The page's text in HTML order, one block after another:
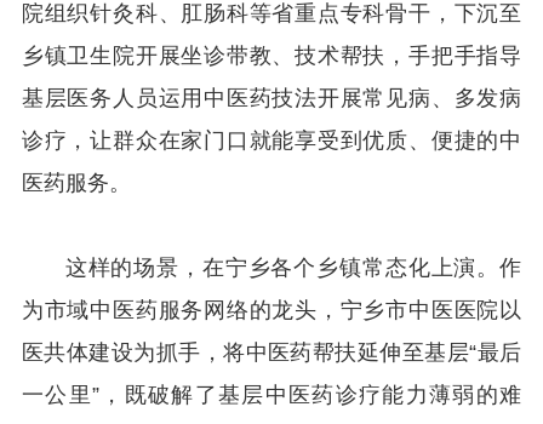
院组织针灸科、肛肠科等省重点专科骨干，下沉至
乡镇卫生院开展坐诊带教、技术帮扶，手把手指导
基层医务人员运用中医药技法开展常见病、多发病
诊疗，让群众在家门口就能享受到优质、便捷的中
医药服务。
这样的场景，在宁乡各个乡镇常态化上演。作
为市域中医药服务网络的龙头，宁乡市中医医院以
医共体建设为抓手，将中医药帮扶延伸至基层“最后
一公里”，既破解了基层中医药诊疗能力薄弱的难